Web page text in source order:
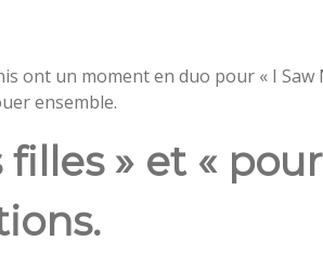
ont un moment en duo pour « I Saw
ensemble.
filles » et «